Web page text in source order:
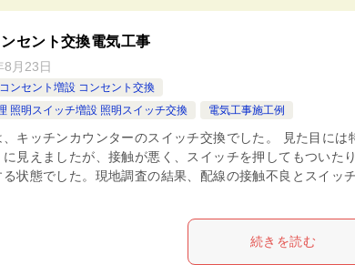
セント交換電気工事
8月23日
ンセント増設 コンセント交換
照明スイッチ増設 照明スイッチ交換
電気工事施工例
キッチンカウンターのスイッチ交換でした。 見た目には
に見えましたが、接触が悪く、スイッチを押してもついた
状態でした。現地調査の結果、配線の接触不良とスイッ
続きを読む